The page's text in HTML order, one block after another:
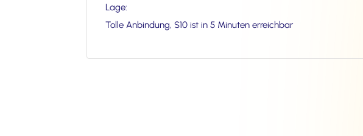
Lage:
Tolle Anbindung, S10 ist in 5 Minuten erreichbar